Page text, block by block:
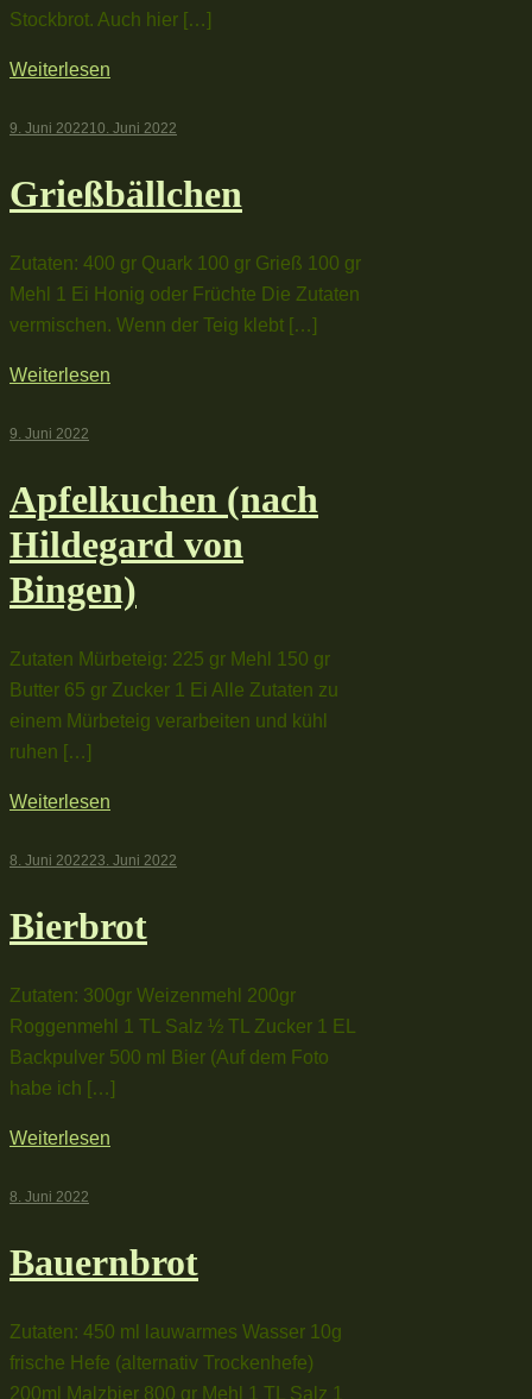
Stockbrot. Auch hier […]
Weiterlesen
9. Juni 202210. Juni 2022
Grießbällchen
Zutaten: 400 gr Quark 100 gr Grieß 100 gr
Mehl 1 Ei Honig oder Früchte Die Zutaten
vermischen. Wenn der Teig klebt […]
Weiterlesen
9. Juni 2022
Apfelkuchen (nach
Hildegard von
Bingen)
Zutaten Mürbeteig: 225 gr Mehl 150 gr
Butter 65 gr Zucker 1 Ei Alle Zutaten zu
einem Mürbeteig verarbeiten und kühl
ruhen […]
Weiterlesen
8. Juni 202223. Juni 2022
Bierbrot
Zutaten: 300gr Weizenmehl 200gr
Roggenmehl 1 TL Salz ½ TL Zucker 1 EL
Backpulver 500 ml Bier (Auf dem Foto
habe ich […]
Weiterlesen
8. Juni 2022
Bauernbrot
Zutaten: 450 ml lauwarmes Wasser 10g
frische Hefe (alternativ Trockenhefe)
200ml Malzbier 800 gr Mehl 1 TL Salz 1